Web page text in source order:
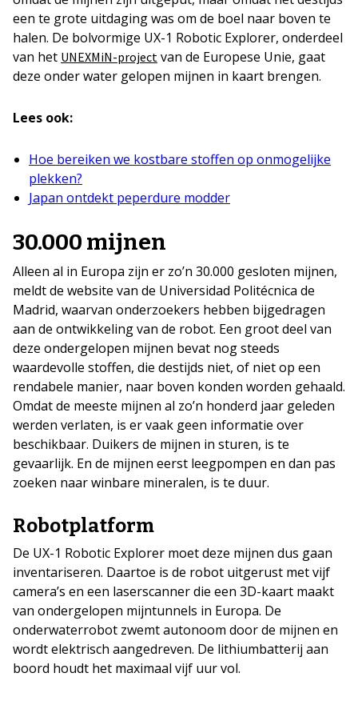
een te grote uitdaging was om de boel naar boven te
halen. De bolvormige UX-1 Robotic Explorer, onderdeel
van het UNEXMiN-project van de Europese Unie, gaat
deze onder water gelopen mijnen in kaart brengen.
Lees ook:
Hoe bereiken we kostbare stoffen op onmogelijke
plekken?
Japan ontdekt peperdure modder
30.000 mijnen
Alleen al in Europa zijn er zo’n 30.000 gesloten mijnen,
meldt de website van de Universidad Politécnica de
Madrid, waarvan onderzoekers hebben bijgedragen
aan de ontwikkeling van de robot. Een groot deel van
deze ondergelopen mijnen bevat nog steeds
waardevolle stoffen, die destijds niet, of niet op een
rendabele manier, naar boven konden worden gehaald.
Omdat de meeste mijnen al zo’n honderd jaar geleden
werden verlaten, is er vaak geen informatie over
beschikbaar. Duikers de mijnen in sturen, is te
gevaarlijk. En de mijnen eerst leegpompen en dan pas
zoeken naar winbare mineralen, is te duur.
Robotplatform
De UX-1 Robotic Explorer moet deze mijnen dus gaan
inventariseren. Daartoe is de robot uitgerust met vijf
camera’s en een laserscanner die een 3D-kaart maakt
van ondergelopen mijntunnels in Europa. De
onderwaterrobot zwemt autonoom door de mijnen en
wordt elektrisch aangedreven. De lithiumbatterij aan
boord houdt het maximaal vijf uur vol.